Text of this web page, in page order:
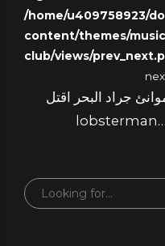
amano SlotsVader
Casino
/home/u409758923/
content/themes/
club/views/
جراد البحر اقتل
lobstermania